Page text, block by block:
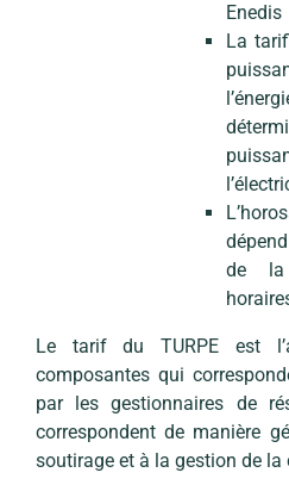
Enedis
La
de la
Le tarif du TURPE est
composantes qui
par les gestionnaires de
correspondent de manière
soutirage et à la gestion de la